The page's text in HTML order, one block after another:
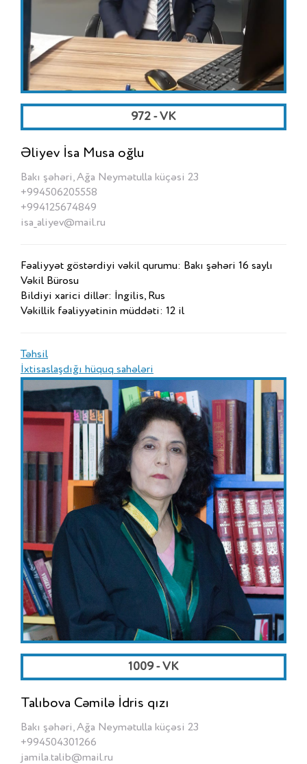
972 - VK
Əliyev İsa Musa oğlu
Bakı şəhəri, Ağa Neymətulla küçəsi 23
+994506205558
+994125674849
isa_aliyev@mail.ru
Fəaliyyət göstərdiyi vəkil qurumu: Bakı şəhəri 16 saylı
Vəkil Bürosu
Bildiyi xarici dillər: İngilis, Rus
Vəkillik fəaliyyətinin müddəti: 12 il
Təhsil
İxtisaslaşdığı hüquq sahələri
1009 - VK
Talıbova Cəmilə İdris qızı
Bakı şəhəri, Ağa Neymətulla küçəsi 23
+994504301266
jamila.talib@mail.ru